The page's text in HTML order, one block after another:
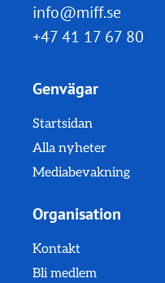
info@miff.se
+47 41 17 67 80
Genvägar
Startsidan
Alla nyheter
Mediabevakning
Organisation
Kontakt
Bli medlem